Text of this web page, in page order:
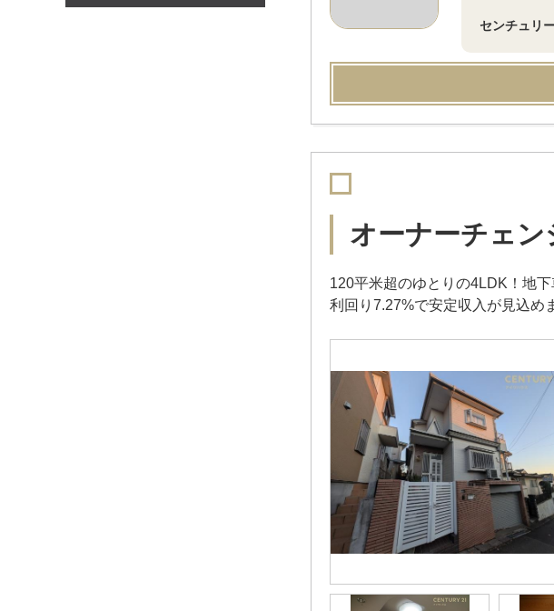
センチュリ
オーナーチェ
120平米超のゆとりの4LDK！地
利回り7.27%で安定収入が見込め